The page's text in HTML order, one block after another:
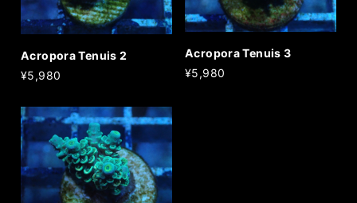
Acropora Tenuis 2
¥5,980
Acropora Tenuis 3
¥5,980